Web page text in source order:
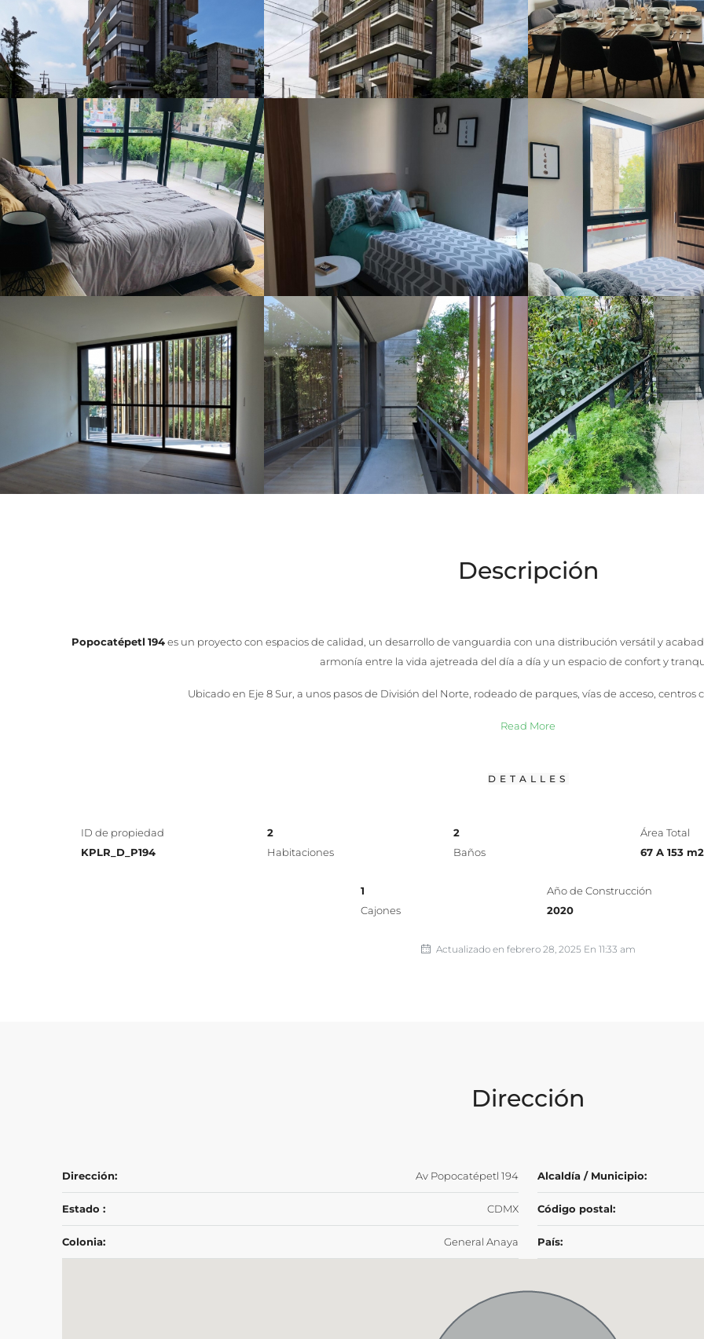
Descripción
Popocatépetl 194es un proyecto con espacios de calidad, un desarrollo de vanguardia con una distribución versátil y
armonía entre la vida ajetreada del día a día y un espacio de confort y
Ubicado en Eje 8 Sur, a unos pasos de División del Norte, rodeado de parques, vías de acceso, centros
Read More
DETALLES
ID de propiedad
KPLR_D_P194
2
Habitaciones
2
Baños
Área Total
67 A 153 m2
1
Cajones
Año de Construcción
2020
Actualizado en febrero 28, 2025 En 11:33 am
Dirección
Dirección: Av Popocatépetl 194 Alcaldía / Municipio:
Estado : CDMX Código postal:
Colonia: General Anaya País: